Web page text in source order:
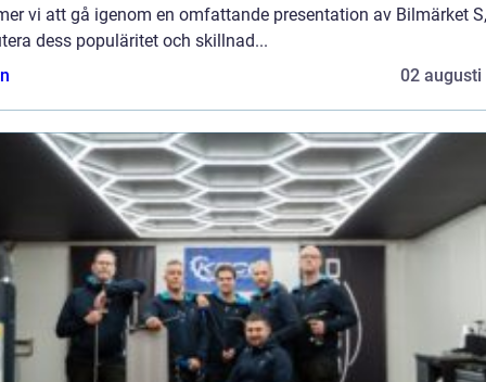
vi att gå igenom en omfattande presentation av Bilmärket S,
dess populäritet och skillnad...
02 augusti